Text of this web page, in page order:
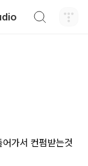
가서 컨펌받는것